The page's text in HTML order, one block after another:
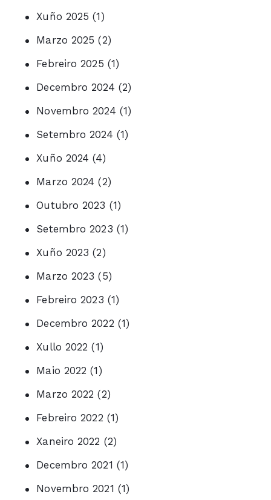
Xuño 2025 (1)
Marzo 2025 (2)
Febreiro 2025 (1)
Decembro 2024 (2)
Novembro 2024 (1)
Setembro 2024 (1)
Xuño 2024 (4)
Marzo 2024 (2)
Outubro 2023 (1)
Setembro 2023 (1)
Xuño 2023 (2)
Marzo 2023 (5)
Febreiro 2023 (1)
Decembro 2022 (1)
Xullo 2022 (1)
Maio 2022 (1)
Marzo 2022 (2)
Febreiro 2022 (1)
Xaneiro 2022 (2)
Decembro 2021 (1)
Novembro 2021 (1)